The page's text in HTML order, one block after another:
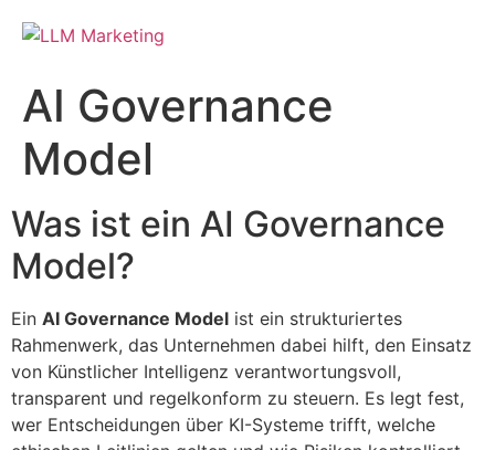
AI Governance
Model
Was ist ein AI Governance
Model?
Ein AI Governance Model ist ein strukturiertes
Rahmenwerk, das Unternehmen dabei hilft, den Einsatz
von Künstlicher Intelligenz verantwortungsvoll,
transparent und regelkonform zu steuern. Es legt fest,
wer Entscheidungen über KI-Systeme trifft, welche